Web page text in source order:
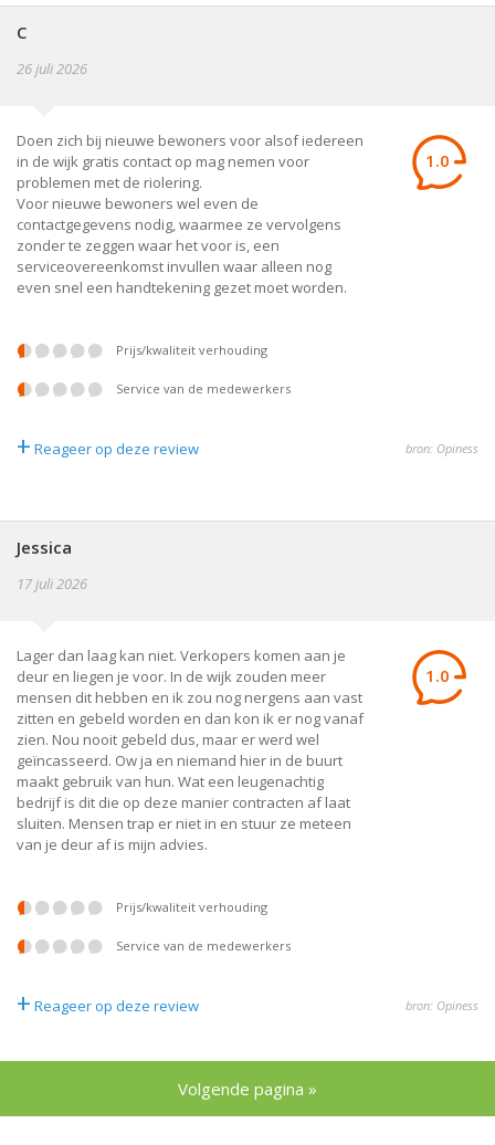
C
26 juli 2026
Doen zich bij nieuwe bewoners voor alsof iedereen
in de wijk gratis contact op mag nemen voor
problemen met de riolering.
Voor nieuwe bewoners wel even de
contactgegevens nodig, waarmee ze vervolgens
zonder te zeggen waar het voor is, een
serviceovereenkomst invullen waar alleen nog
even snel een handtekening gezet moet worden.
1.0
prijs/kwaliteit verhouding
service van de medewerkers
+ Reageer op deze review bron: Opiness
Jessica
17 juli 2026
Lager dan laag kan niet. Verkopers komen aan je
deur en liegen je voor. In de wijk zouden meer
mensen dit hebben en ik zou nog nergens aan vast
zitten en gebeld worden en dan kon ik er nog vanaf
zien. Nou nooit gebeld dus, maar er werd wel
geïncasseerd. Ow ja en niemand hier in de buurt
maakt gebruik van hun. Wat een leugenachtig
bedrijf is dit die op deze manier contracten af laat
sluiten. Mensen trap er niet in en stuur ze meteen
van je deur af is mijn advies.
1.0
prijs/kwaliteit verhouding
service van de medewerkers
+ Reageer op deze review bron: Opiness
Volgende pagina »